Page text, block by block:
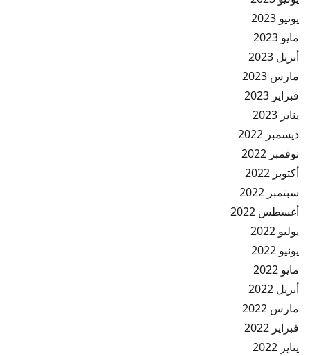
يونيو 2023
مايو 2023
أبريل 2023
مارس 2023
فبراير 2023
يناير 2023
ديسمبر 2022
نوفمبر 2022
أكتوبر 2022
سبتمبر 2022
أغسطس 2022
يوليو 2022
يونيو 2022
مايو 2022
أبريل 2022
مارس 2022
فبراير 2022
يناير 2022